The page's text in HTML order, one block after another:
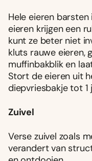
Hele eieren
eieren krijgen een
kunt ze beter niet
kluts rauwe eieren,
muffinbakblik en
Stort de eieren uit
diepvriesbakje tot 1
Zuivel
Verse zuivel zoals
verandert van